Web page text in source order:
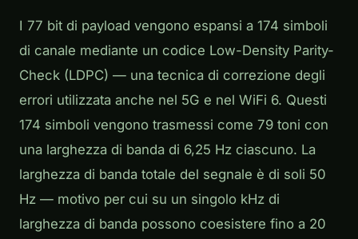
I 77 bit di payload vengono espansi a 174 simboli
di canale mediante un codice Low-Density Parity-
Check (LDPC) — una tecnica di correzione degli
errori utilizzata anche nel 5G e nel WiFi 6. Questi
174 simboli vengono trasmessi come 79 toni con
una larghezza di banda di 6,25 Hz ciascuno. La
larghezza di banda totale del segnale è di soli 50
Hz — motivo per cui su un singolo kHz di
larghezza di banda possono coesistere fino a 20